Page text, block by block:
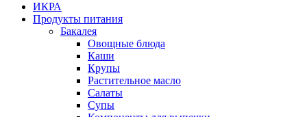
ИКРА
Продукты питания
Бакалея
Овощные блюда
Каши
Крупы
Растительное масло
Салаты
Супы